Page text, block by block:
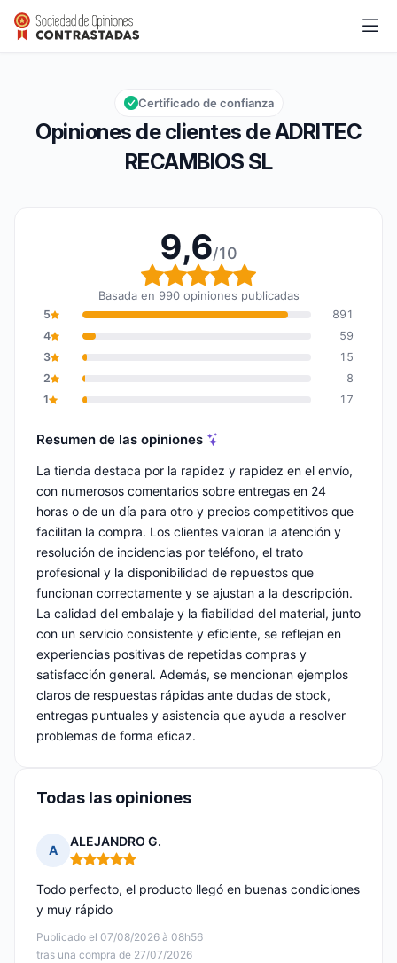
ADRITEC RECAMBIOS SL
Calificación global: 9,6 de 10
9,6/10
Opiniones de clientes de ADRITEC
RECAMBIOS SL
Certificado de confianza
9,6/10
Calificación global: 9,6
Basada en 990 opiniones publicadas
5
891
4
59
3
15
2
8
1
17
Resumen de las opiniones
La tienda destaca por la rapidez y rapidez en el envío,
con numerosos comentarios sobre entregas en 24
horas o de un día para otro y precios competitivos que
facilitan la compra. Los clientes valoran la atención y
resolución de incidencias por teléfono, el trato
profesional y la disponibilidad de repuestos que
funcionan correctamente y se ajustan a la descripción.
La calidad del embalaje y la fiabilidad del material, junto
con un servicio consistente y eficiente, se reflejan en
experiencias positivas de repetidas compras y
satisfacción general. Además, se mencionan ejemplos
claros de respuestas rápidas ante dudas de stock,
entregas puntuales y asistencia que ayuda a resolver
problemas de forma eficaz.
Todas las opiniones
A
ALEJANDRO G.
Nota: 5 de 5
Publicado el 07/08/2026 à 08h56
tras una compra de 27/07/2026
Todo perfecto, el producto llegó en buenas condiciones
y muy rápido